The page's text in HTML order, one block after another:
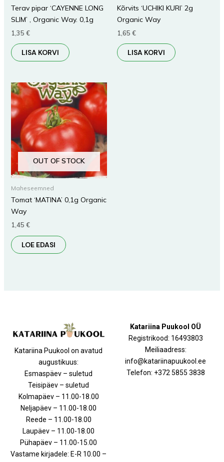
Terav pipar ‘CAYENNE LONG
SLIM’ , Organic Way. 0,1g
1,35 €
LISA KORVI
Kõrvits ‘UCHIKI KURI’ 2g
Organic Way
1,65 €
LISA KORVI
OUT OF STOCK
Maheseemned
Tomat ‘MATINA’ 0,1g Organic
Way
1,45 €
LOE EDASI
Katariina Puukool on avatud
augustikuus:
Esmaspäev – suletud
Teisipäev – suletud
Kolmapäev – 11.00-18.00
Neljapäev – 11.00-18.00
Reede – 11.00-18.00
Laupäev – 11.00-18.00
Pühapäev – 11.00-15.00
Vastame kirjadele: E-R 10.00 –
Katariina Puukool OÜ
Registrikood: 16493803
Meiliaadress:
info@katariinapuukool.ee
Telefon: +372 5855 3838